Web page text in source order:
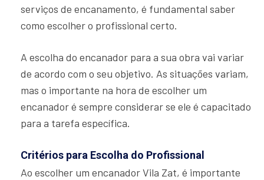
serviços de encanamento, é fundamental saber
como escolher o profissional certo.
A escolha do encanador para a sua obra vai variar
de acordo com o seu objetivo. As situações variam,
mas o importante na hora de escolher um
encanador é sempre considerar se ele é capacitado
para a tarefa específica.
Critérios para Escolha do Profissional
Ao escolher um encanador Vila Zat, é importante